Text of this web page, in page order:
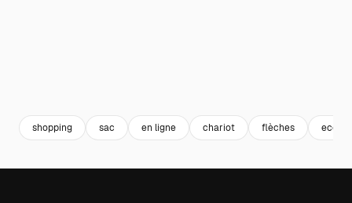
shopping sac en ligne chariot flèches